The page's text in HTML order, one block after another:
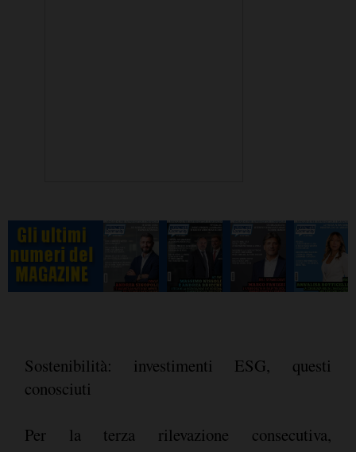
Sostenibilità: investimenti ESG, questi
conosciuti
Per la terza rilevazione consecutiva,